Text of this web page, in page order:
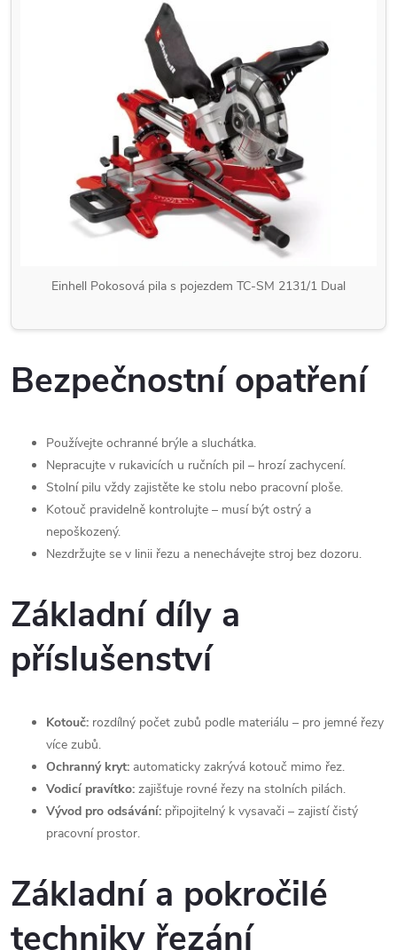
Einhell Pokosová pila s pojezdem TC-SM 2131/1 Dual
Bezpečnostní opatření
Používejte ochranné brýle a sluchátka.
Nepracujte v rukavicích u ručních pil – hrozí zachycení.
Stolní pilu vždy zajistěte ke stolu nebo pracovní ploše.
Kotouč pravidelně kontrolujte – musí být ostrý a
nepoškozený.
Nezdržujte se v linii řezu a nenechávejte stroj bez dozoru.
Základní díly a
příslušenství
Kotouč: rozdílný počet zubů podle materiálu – pro jemné řezy
více zubů.
Ochranný kryt: automaticky zakrývá kotouč mimo řez.
Vodicí pravítko: zajišťuje rovné řezy na stolních pilách.
Vývod pro odsávání: připojitelný k vysavači – zajistí čistý
pracovní prostor.
Základní a pokročilé
techniky řezání